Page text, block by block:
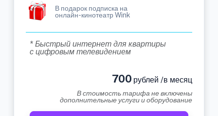
В подарок подписка на
онлайн-кинотеатр Wink
* Быстрый интернет для квартиры
с цифровым телевидением
700 рублей /в месяц
В стоимость тарифа не включены
дополнительные услуги и оборудование